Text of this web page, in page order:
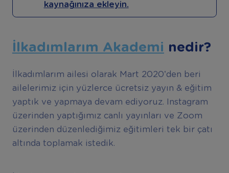
kaynağınıza ekleyin.
İlkadımlarım Akademi nedir?
İlkadımlarım ailesi olarak Mart 2020’den beri
ailelerimiz için yüzlerce ücretsiz yayın & eğitim
yaptık ve yapmaya devam ediyoruz. Instagram
üzerinden yaptığımız canlı yayınları ve Zoom
üzerinden düzenlediğimiz eğitimleri tek bir çatı
altında toplamak istedik.